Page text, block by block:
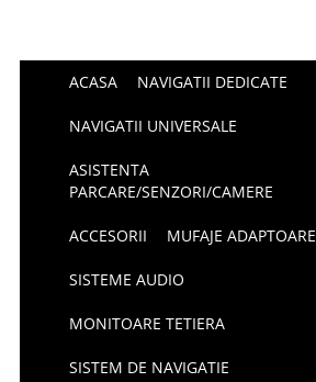
ACASA NAVIGATII DEDICATE
NAVIGATII UNIVERSALE
ASISTENTA
PARCARE/SENZORI/CAMERE
ACCESORII MUFAJE ADAPTOARE
SISTEME AUDIO
MONITOARE TETIERA
SISTEM DE NAVIGATIE